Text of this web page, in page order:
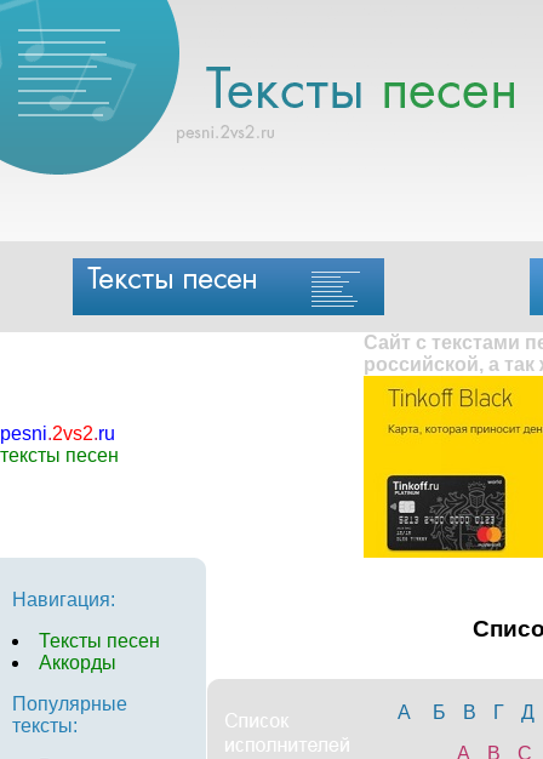
pesni.2vs2.ru
тексты песен
Сайт с текстами
российской, а
Навигация:
Тексты песен
Аккорды
Популярные
тексты:
А Б В Г
Д
A
B C